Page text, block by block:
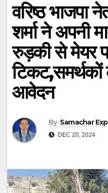
वरिष्ठ भाजपा
शर्मा ने अपनी
रुड़की से मेयर
आवेदन
By Samachar
DEC 20, 2024